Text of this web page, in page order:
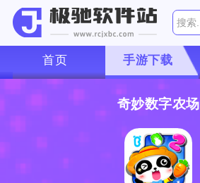
首页 手游下载
奇妙数字农场